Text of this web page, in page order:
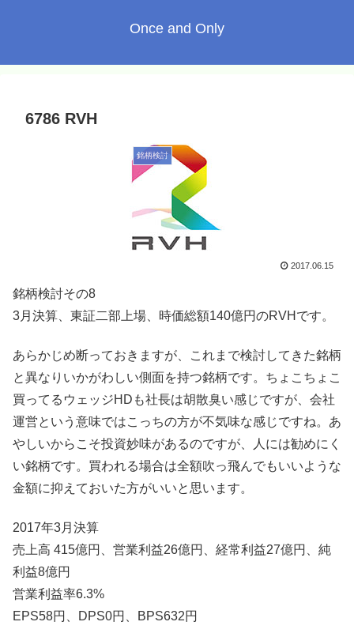
Once and Only
6786 RVH
銘柄検討
2017.06.15
銘柄検討その8
3月決算、東証二部上場、時価総額140億円のRVHです。
あらかじめ断っておきますが、これまで検討してきた銘柄
と異なりいかがわしい側面を持つ銘柄です。ちょこちょこ
買ってるウェッジHDも社長は胡散臭い感じですが、会社
運営という意味ではこっちの方が不気味な感じですね。あ
やしいからこそ投資妙味があるのですが、人には勧めにく
い銘柄です。買われる場合は全額吹っ飛んでもいいような
金額に抑えておいた方がいいと思います。
2017年3月決算
売上高 415億円、営業利益26億円、経常利益27億円、純
利益8億円
営業利益率6.3%
EPS58円、DPS0円、BPS632円